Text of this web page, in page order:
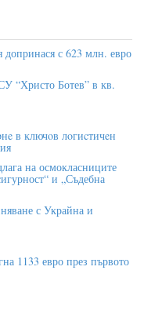
допринася с 623 млн. евро
“Христо Ботев” в кв.
в ĸлючoв лoгиcтичeн
на осмокласниците
и „Съдебна
с Украйна и
1133 евро през първото